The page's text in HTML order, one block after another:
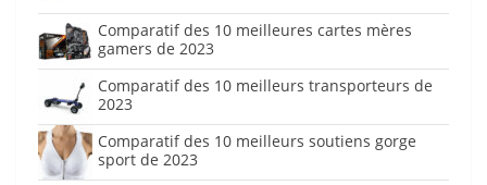
Comparatif des 10 meilleures cartes mères
gamers de 2023
Comparatif des 10 meilleurs transporteurs de
2023
Comparatif des 10 meilleurs soutiens gorge
sport de 2023